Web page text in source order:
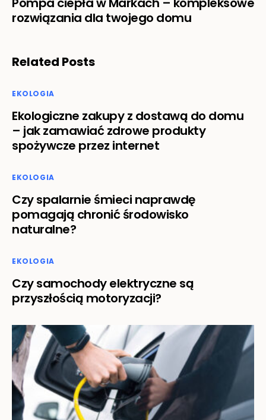
rozwiązania dla twojego domu
Related Posts
EKOLOGIA
Ekologiczne zakupy z dostawą do domu
– jak zamawiać zdrowe produkty
spożywcze przez internet
EKOLOGIA
Czy spalarnie śmieci naprawdę
pomagają chronić środowisko
naturalne?
EKOLOGIA
Czy samochody elektryczne są
przyszłością motoryzacji?